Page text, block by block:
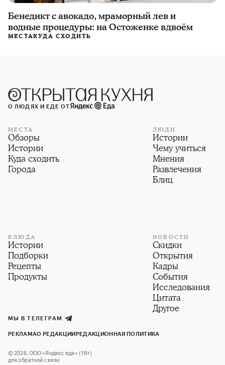
Бенедикт с авокадо, мраморный лев и
водные процедуры: на Остоженке вдвоём
МЕСТАКУДА СХОДИТЬ
О ЛЮДЯХ И ЕДЕ ОТ
МЕСТА
Обзоры
Истории
Куда сходить
Города
ЛЮДИ
Истории
Чему учиться
Мнения
Развлечения
Блиц
БЛЮДА
Истории
Подборки
Рецепты
Продукты
НОВОСТИ
Скидки
Открытия
Кадры
События
Исследования
Цитата
Другое
МЫ В ТЕЛЕГРАМ
РЕКЛАМАО РЕДАКЦИИРЕДАКЦИОННАЯ ПОЛИТИКА
©2026, ООО «Яндекс еда» (18+)
для обратной связи